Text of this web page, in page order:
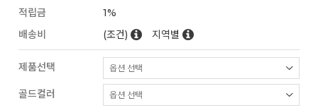
적립금
1%
배송비
(조건) 지역별
제품선택
골드컬러